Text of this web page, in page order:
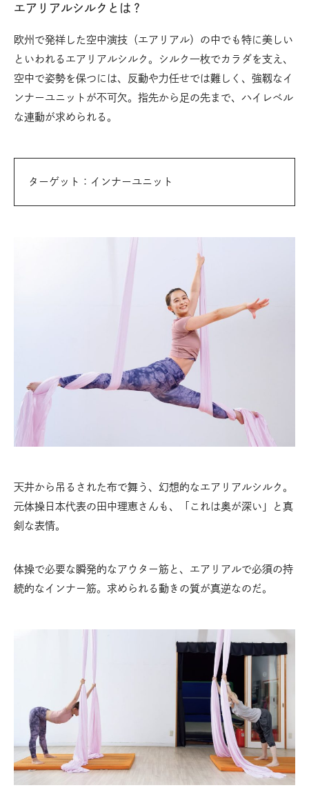
エアリアルシルクとは？
欧州で発祥した空中演技（エアリアル）の中でも特に美しい
といわれるエアリアルシルク。シルク一枚でカラダを支え、
空中で姿勢を保つには、反動や力任せでは難しく、強靱なイ
ンナーユニットが不可欠。指先から足の先まで、ハイレベル
な連動が求められる。
ターゲット：インナーユニット
天井から吊るされた布で舞う、幻想的なエアリアルシルク。
元体操日本代表の田中理恵さんも、「これは奥が深い」と真
剣な表情。
体操で必要な瞬発的なアウター筋と、エアリアルで必須の持
続的なインナー筋。求められる動きの質が真逆なのだ。